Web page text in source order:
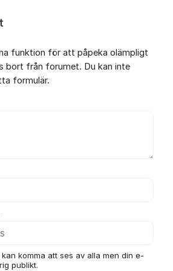
funktion för att påpeka olämpligt
bort från forumet. Du kan inte
formulär.
komma att ses av alla men din e-
publikt.